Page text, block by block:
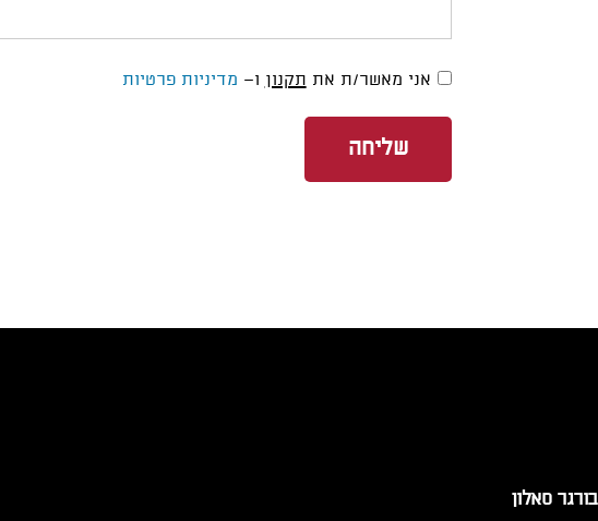
אני מאשר/ת את תקנון ו־ מדיניות פרטיות
שליחה
בורגר סאלון